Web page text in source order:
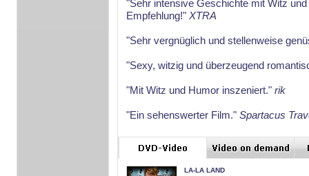
"Sehr intensive Geschichte mit Witz
Empfehlung!" XTRA
"Sehr vergnüglich und stellenweise
"Sexy, witzig und überzeugend
"Mit Witz und Humor inszeniert." rik
"Ein sehenswerter Film." Spartacus
LA-LA LAND